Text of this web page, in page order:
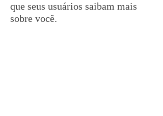
que seus usuários saibam mais
sobre você.